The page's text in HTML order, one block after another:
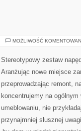
MOŻLIWOŚĆ
Stereotypowy zestaw
Aranżując nowe miejsce
przeprowadzając remont,
koncentrujemy na
umeblowaniu, nie
przynajmniej słusznej